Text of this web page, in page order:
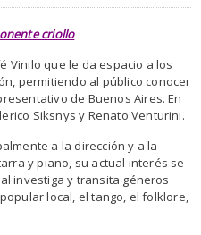
criollo
Vinilo que le da espacio a los
permitiendo al público conocer
de Buenos Aires. En
Siksnys y Renato Venturini.
a la dirección y a la
y piano, su actual interés se
investiga y transita géneros
local, el tango, el folklore,